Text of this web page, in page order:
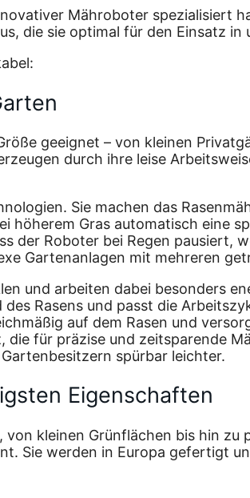
Mähroboter spezialisiert
die sie optimal für den Einsatz
geeignet – von kleinen
durch ihre leise
Sie machen das
höherem Gras automatisch eine
der Roboter bei Regen pausiert,
Gartenanlagen mit mehreren
und arbeiten dabei besonders
Rasens und passt die
auf dem Rasen und
die für präzise und zeitsparende
spürbar leichter.
Eigenschaften
kleinen Grünflächen bis hin
Sie werden in Europa gefertigt